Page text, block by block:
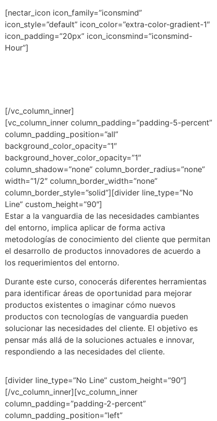
[nectar_icon icon_family=”iconsmind”
icon_style=”default” icon_color=”extra-color-gradient-1″
icon_padding=”20px” icon_iconsmind=”iconsmind-
Hour”]
[/vc_column_inner]
[vc_column_inner column_padding=”padding-5-percent”
column_padding_position=”all”
background_color_opacity=”1″
background_hover_color_opacity=”1″
column_shadow=”none” column_border_radius=”none”
width=”1/2″ column_border_width=”none”
column_border_style=”solid”][divider line_type=”No
Line” custom_height=”90″]
Estar a la vanguardia de las necesidades cambiantes
del entorno, implica aplicar de forma activa
metodologías de conocimiento del cliente que permitan
el desarrollo de productos innovadores de acuerdo a
los requerimientos del entorno.
Durante este curso, conocerás diferentes herramientas
para identificar áreas de oportunidad para mejorar
productos existentes o imaginar cómo nuevos
productos con tecnologías de vanguardia pueden
solucionar las necesidades del cliente. El objetivo es
pensar más allá de la soluciones actuales e innovar,
respondiendo a las necesidades del cliente.
[divider line_type=”No Line” custom_height=”90″]
[/vc_column_inner][vc_column_inner
column_padding=”padding-2-percent”
column_padding_position=”left”